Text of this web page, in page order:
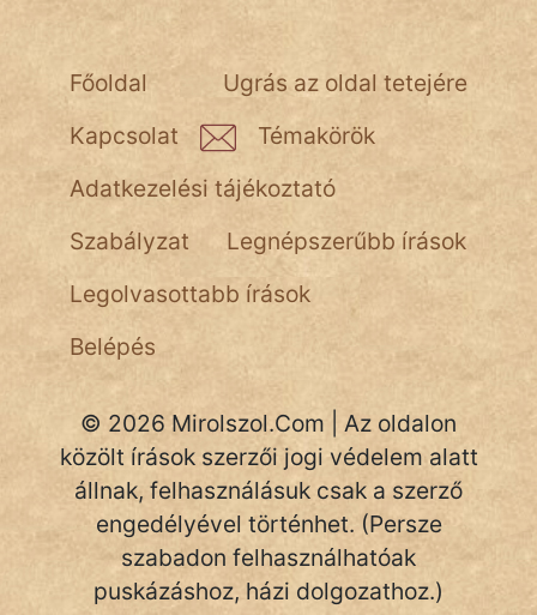
NapHold
Név nélkül
pszichopati
szegény legény
Hoffer Botond
szemfüles
Ugrás az oldal tetejére
Főoldal
Kapcsolat
Témakörök
Adatkezelési tájékoztató
Szabályzat
Legnépszerűbb írások
Legolvasottabb írások
Belépés
© 2026 Mirolszol.Com | Az oldalon
közölt írások szerzői jogi védelem alatt
állnak, felhasználásuk csak a szerző
engedélyével történhet. (Persze
szabadon felhasználhatóak
puskázáshoz, házi dolgozathoz.)